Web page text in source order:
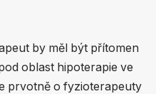
by měl být přítomen
oblast hipoterapie ve
prvotně o fyzioterapeuty